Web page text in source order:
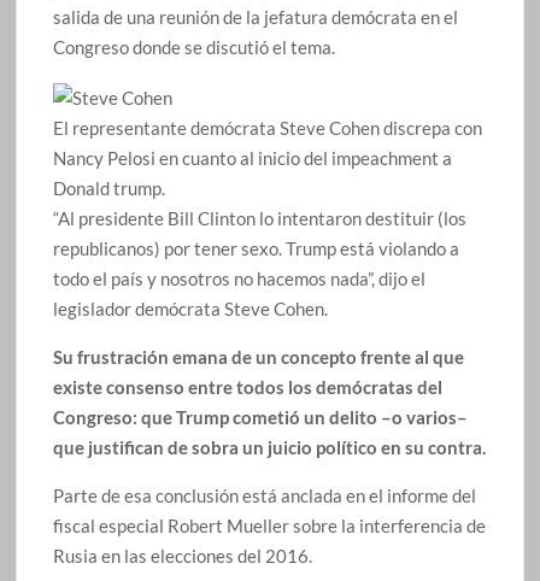
salida de una reunión de la jefatura demócrata en el
Congreso donde se discutió el tema.
El representante demócrata Steve Cohen discrepa con
Nancy Pelosi en cuanto al inicio del impeachment a
Donald trump.
“Al presidente Bill Clinton lo intentaron destituir (los
republicanos) por tener sexo. Trump está violando a
todo el país y nosotros no hacemos nada”, dijo el
legislador demócrata Steve Cohen.
Su frustración emana de un concepto frente al que
existe consenso entre todos los demócratas del
Congreso: que Trump cometió un delito –o varios–
que justifican de sobra un juicio político en su contra.
Parte de esa conclusión está anclada en el informe del
fiscal especial Robert Mueller sobre la interferencia de
Rusia en las elecciones del 2016.